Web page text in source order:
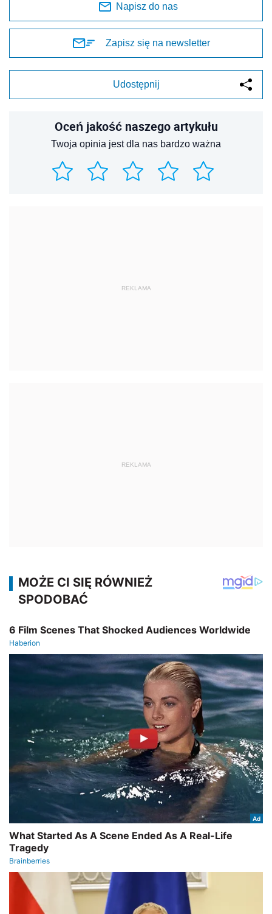
Napisz do nas
Zapisz się na newsletter
Udostępnij
Oceń jakość naszego artykułu
Twoja opinia jest dla nas bardzo ważna
REKLAMA
REKLAMA